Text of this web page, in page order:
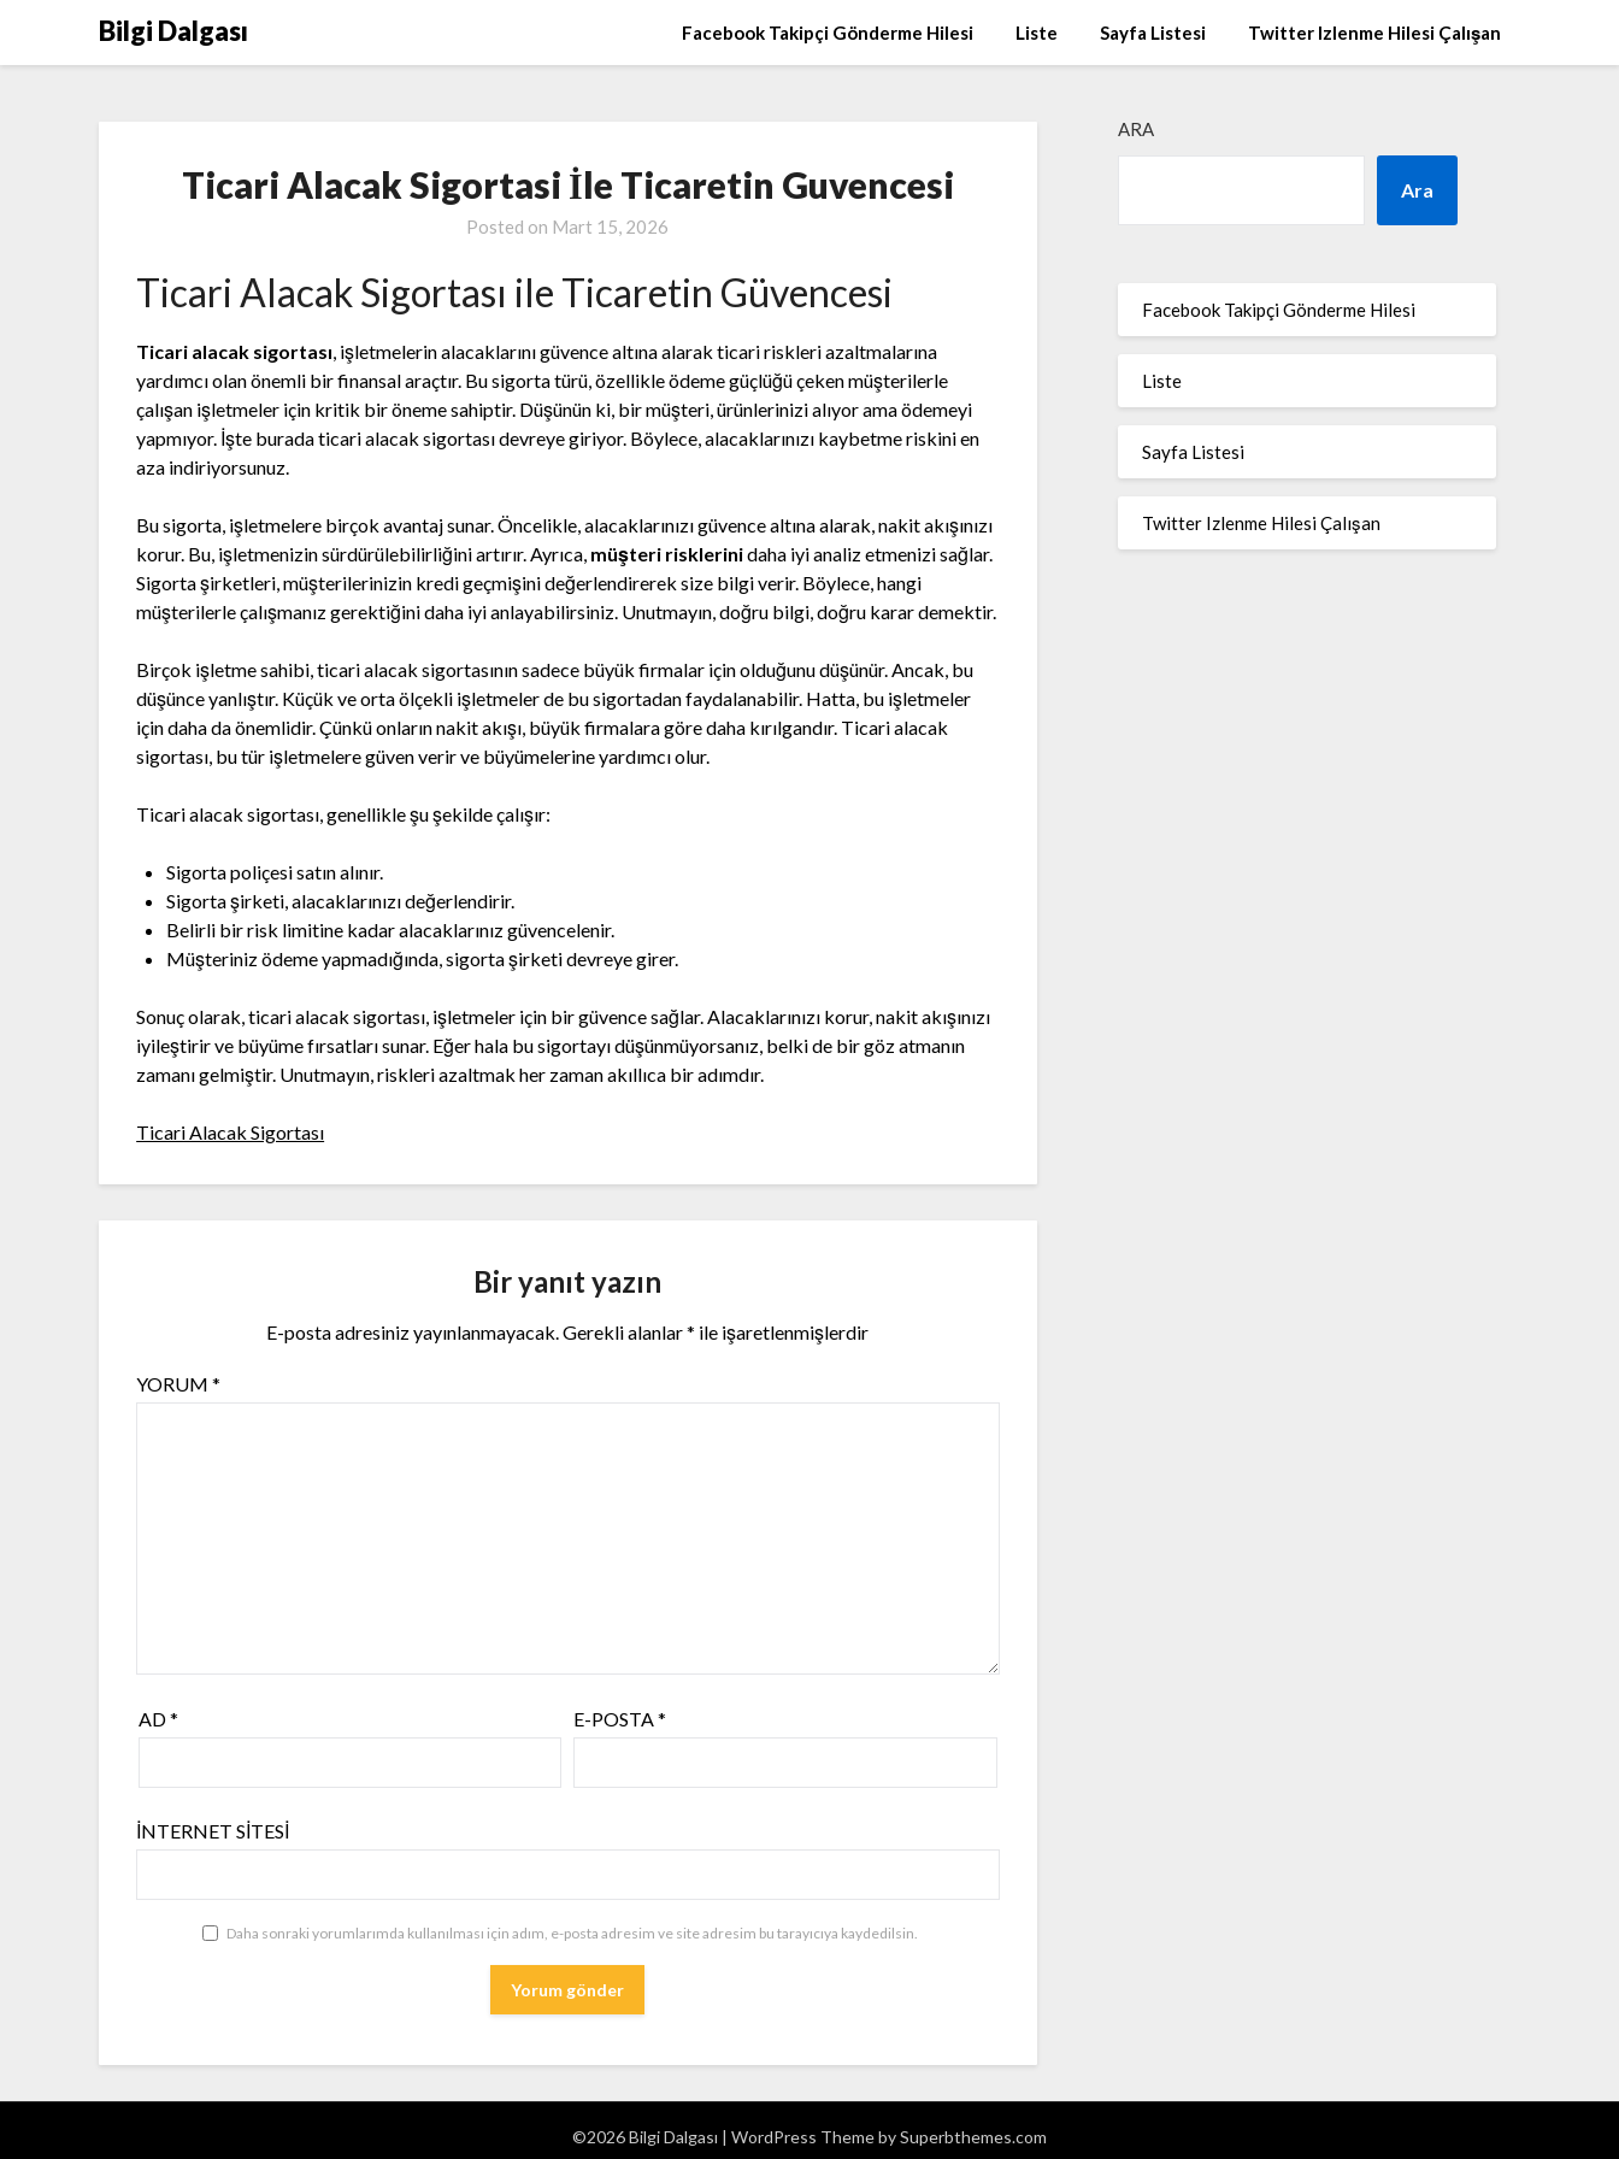
Bilgi Dalgası Facebook Takipçi Gönderme Hilesi Liste Sayfa Listesi Twitter Izlenme Hilesi Çalışan
Ticari Alacak Sigortasi İle Ticaretin Guvencesi
Posted on Mart 15, 2026
Ticari Alacak Sigortası ile Ticaretin Güvencesi
Ticari alacak sigortası, işletmelerin alacaklarını güvence altına alarak ticari riskleri azaltmalarına
yardımcı olan önemli bir finansal araçtır. Bu sigorta türü, özellikle ödeme güçlüğü çeken müşterilerle
çalışan işletmeler için kritik bir öneme sahiptir. Düşünün ki, bir müşteri, ürünlerinizi alıyor ama ödemeyi
yapmıyor. İşte burada ticari alacak sigortası devreye giriyor. Böylece, alacaklarınızı kaybetme riskini en
aza indiriyorsunuz.
Bu sigorta, işletmelere birçok avantaj sunar. Öncelikle, alacaklarınızı güvence altına alarak, nakit akışınızı
korur. Bu, işletmenizin sürdürülebilirliğini artırır. Ayrıca, müşteri risklerinidaha iyi analiz etmenizi sağlar.
Sigorta şirketleri, müşterilerinizin kredi geçmişini değerlendirerek size bilgi verir. Böylece, hangi
müşterilerle çalışmanız gerektiğini daha iyi anlayabilirsiniz. Unutmayın, doğru bilgi, doğru karar demektir.
Birçok işletme sahibi, ticari alacak sigortasının sadece büyük firmalar için olduğunu düşünür. Ancak, bu
düşünce yanlıştır. Küçük ve orta ölçekli işletmeler de bu sigortadan faydalanabilir. Hatta, bu işletmeler
için daha da önemlidir. Çünkü onların nakit akışı, büyük firmalara göre daha kırılgandır. Ticari alacak
sigortası, bu tür işletmelere güven verir ve büyümelerine yardımcı olur.
Ticari alacak sigortası, genellikle şu şekilde çalışır:
Sigorta poliçesi satın alınır.
Sigorta şirketi, alacaklarınızı değerlendirir.
Belirli bir risk limitine kadar alacaklarınız güvencelenir.
Müşteriniz ödeme yapmadığında, sigorta şirketi devreye girer.
Sonuç olarak, ticari alacak sigortası, işletmeler için bir güvence sağlar. Alacaklarınızı korur, nakit akışınızı
iyileştirir ve büyüme fırsatları sunar. Eğer hala bu sigortayı düşünmüyorsanız, belki de bir göz atmanın
zamanı gelmiştir. Unutmayın, riskleri azaltmak her zaman akıllıca bir adımdır.
Ticari Alacak Sigortası
Bir yanıt yazın
E-posta adresiniz yayınlanmayacak.Gerekli alanlar* ile işaretlenmişlerdir
YORUM*
AD* E-POSTA*
İNTERNET SITESI
Daha sonraki yorumlarımda kullanılması için adım, e-posta adresim ve site adresim bu tarayıcıya kaydedilsin.
ARA
Ara
Facebook Takipçi Gönderme Hilesi
Liste
Sayfa Listesi
Twitter Izlenme Hilesi Çalışan
©2026 Bilgi Dalgası | WordPress Theme bySuperbthemes.com